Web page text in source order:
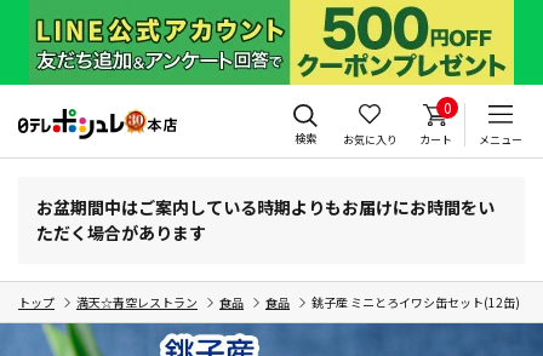
検索 お気に入り
0
カート メニュー
お盆期間中はご案内している時期よりもお届けにお時間をい
ただく場合があります
トップ 満天☆青空レストラン 食品 食品 銚子産 ミニとろイワシ缶セット(12缶)